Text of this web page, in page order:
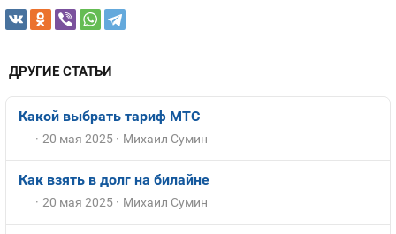
ДРУГИЕ СТАТЬИ
Какой выбрать тариф МТС
20 мая 2025 Михаил Сумин
Как взять в долг на билайне
20 мая 2025 Михаил Сумин